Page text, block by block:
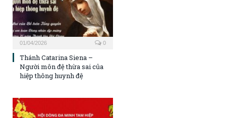
01/04/2026 0
Thánh Catarina Siena –
Người môn đệ thừa sai của
hiệp thông huynh đệ